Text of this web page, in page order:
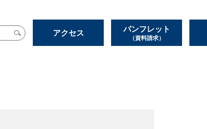
アクセス パンフレット
（資料請求）